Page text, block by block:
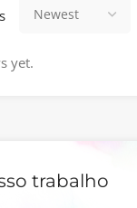
yet.
trabalho